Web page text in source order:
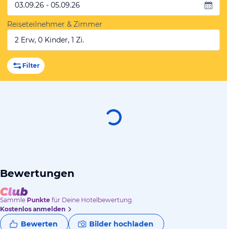
03.09.26 - 05.09.26
Reiseteilnehmer & Zimmer
2 Erw, 0 Kinder, 1 Zi.
Filter
Bewertungen
Sammle Punkte für Deine Hotelbewertung.
Kostenlos anmelden
Bewerten Bilder hochladen